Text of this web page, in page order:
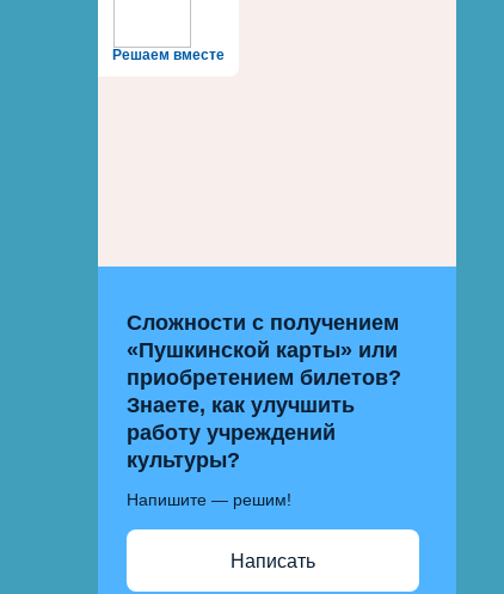
Решаем вместе
Сложности с получением
«Пушкинской карты» или
приобретением билетов?
Знаете, как улучшить
работу учреждений
культуры?
Напишите — решим!
Написать